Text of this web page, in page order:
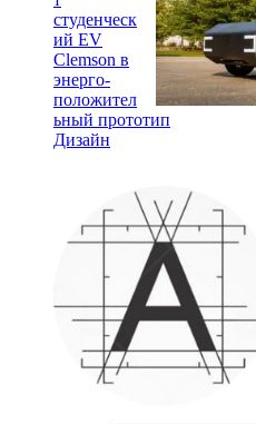
студенческ
ий EV
Clemson в
энерго-
положител
ьный прототип
Дизайн